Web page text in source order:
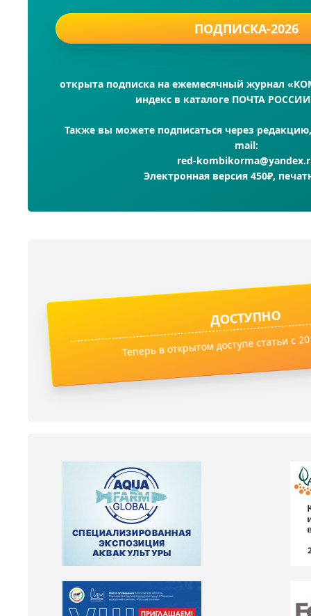
ПОДПИСКА-2026
открыта подписка на ежемесячный журнал
индекс в каталоге ПОЧТА
Также вы можете подписаться через
mail:
red-
Электронная версия 450₽,
ДОСТУПНО
Теперь в открытом доступе статьи с